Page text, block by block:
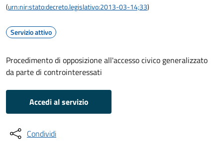
(urn:nir:stato:decreto.legislativo:2013-03-14;33)
Servizio attivo
Procedimento di opposizione all'accesso civico generalizzato
da parte di controinteressati
Accedi al servizio
Condividi